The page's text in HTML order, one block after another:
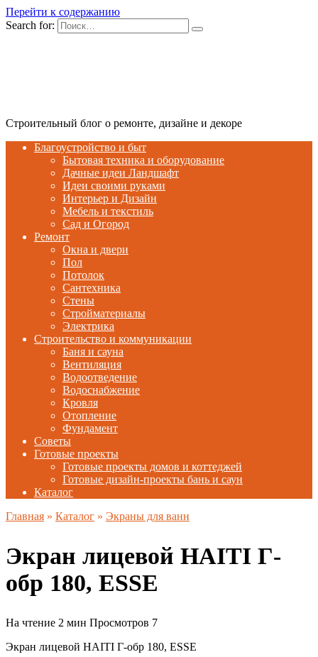
Перейти к содержанию
Search for:
Строительный блог о ремонте, дизайне и декоре
Благоустройство и быт
Бытовая техника и оборудование
Дачные идеи Ландшафт
Идеи своими руками
Интерьер и Дизайн
Мебель и текстиль
Сад и Огород
Ремонт
Окна и двери
Пол
Потолок
Сантехника
Стены
Стройматериалы
Электрика
Строительство и коммуникации
Баня и сауна
Вентиляция
Водоотведение
Водоснабжение
Кровля
Отопление
Фундамент
Советы
Готовые проекты
Готовые проекты домов и коттеджей
Готовые дизайн-проекты бань и саун
Каталог
Главная » Каталог » Экраны для ванн
Экран лицевой HAITI Г-
обр 180, ESSE
На чтение 2 мин Просмотров 7
Экран лицевой HAITI Г-обр 180, ESSE